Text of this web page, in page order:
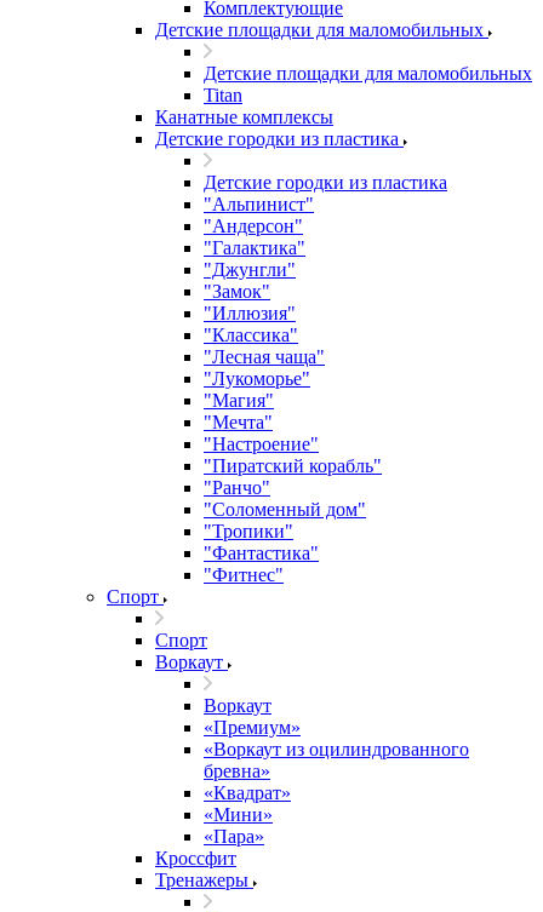
Комплектующие
Детские площадки для маломобильных
Детские площадки для маломобильных
Titan
Канатные комплексы
Детские городки из пластика
Детские городки из пластика
"Альпинист"
"Андерсон"
"Галактика"
"Джунгли"
"Замок"
"Иллюзия"
"Классика"
"Лесная чаща"
"Лукоморье"
"Магия"
"Мечта"
"Настроение"
"Пиратский корабль"
"Ранчо"
"Соломенный дом"
"Тропики"
"Фантастика"
"Фитнес"
Спорт
Спорт
Воркаут
Воркаут
«Премиум»
«Воркаут из оцилиндрованного
бревна»
«Квадрат»
«Мини»
«Пара»
Кроссфит
Тренажеры